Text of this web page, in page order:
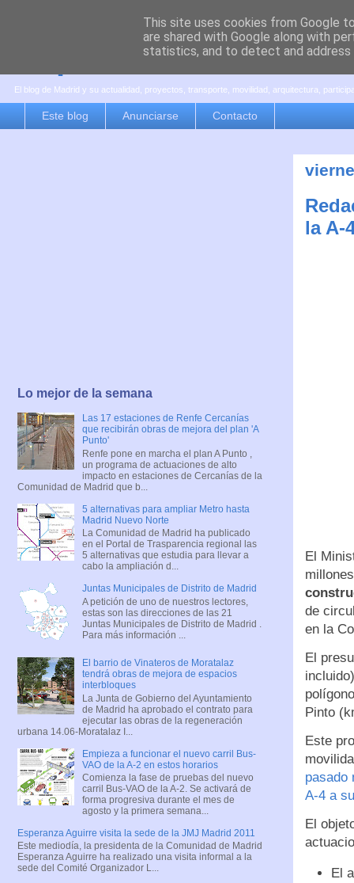
es por madrid
El blog de Madrid y su actualidad, proyectos, transporte, movilidad, arquitectura,
Este blog Anunciarse Contacto
la A-
El
de
en la
El
Pinto
Este
pasado
A-4 a
El
El
Lo mejor de la semana
Las 17 estaciones de Renfe Cercanías
que recibirán obras de mejora del plan 'A
Punto'
Renfe pone en marcha el plan A Punto ,
un programa de actuaciones de alto
impacto en estaciones de Cercanías de la
Comunidad de Madrid que b...
5 alternativas para ampliar Metro hasta
Madrid Nuevo Norte
La Comunidad de Madrid ha publicado
en el Portal de Trasparencia regional las
5 alternativas que estudia para llevar a
cabo la ampliación d...
Juntas Municipales de Distrito de Madrid
A petición de uno de nuestros lectores,
estas son las direcciones de las 21
Juntas Municipales de Distrito de Madrid .
Para más información ...
El barrio de Vinateros de Moratalaz
tendrá obras de mejora de espacios
interbloques
La Junta de Gobierno del Ayuntamiento
de Madrid ha aprobado el contrato para
ejecutar las obras de la regeneración
urbana 14.06-Moratalaz I...
Empieza a funcionar el nuevo carril Bus-
VAO de la A-2 en estos horarios
Comienza la fase de pruebas del nuevo
carril Bus-VAO de la A-2. Se activará de
forma progresiva durante el mes de
agosto y la primera semana...
Esperanza Aguirre visita la sede de la JMJ Madrid 2011
Este mediodía, la presidenta de la Comunidad de Madrid
Esperanza Aguirre ha realizado una visita informal a la
sede del Comité Organizador L...
This site uses cookies from Google
are shared with Google along with
statistics, and to detect and address